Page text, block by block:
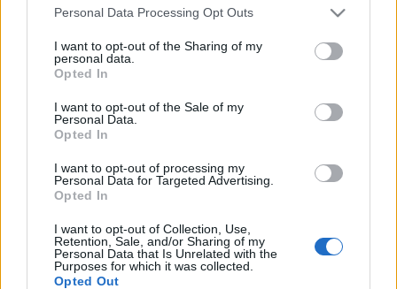
Please note that this website/app uses one or more Google
not limited to your visit or usage behaviour. You may click to
grant or deny consent to Google and its third-party tags to
use your data for below specified purposes in below Google
consent section.
Personal Data Processing Opt Outs
I want to opt-out of the Sharing of my
personal data.
Opted In
I want to opt-out of the Sale of my
Personal Data.
Opted In
I want to opt-out of processing my
Personal Data for Targeted Advertising.
Opted In
I want to opt-out of Collection, Use,
Retention, Sale, and/or Sharing of my
Personal Data that Is Unrelated with the
Purposes for which it was collected.
Opted Out
Ha a champagne menő, akkor ők a
legmenőbbek
Les Grandes Marques, azaz a legnagyobb
Winelovers•2019. június 12.
A Grande Marque a legnagyobb champagne-i
pezsgőházak gyűjtőneve. Ide tartozni jó ideje egyet
jelent a nemzetközi ismertséggel, a
megkérdőjelezhetetlen hírnévvel és rendületlen
vásárlói hűséggel.